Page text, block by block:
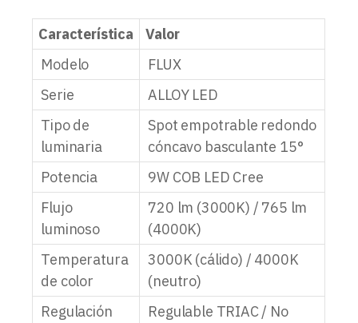
Característica
Valor
Modelo
FLUX
Serie
ALLOY LED
Tipo de
luminaria
Spot empotrable redondo
cóncavo basculante 15°
Potencia
9W COB LED Cree
Flujo
luminoso
720 lm (3000K) / 765 lm
(4000K)
Temperatura
de color
3000K (cálido) / 4000K
(neutro)
Regulación
Regulable TRIAC / No